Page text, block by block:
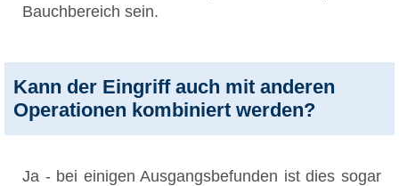
Bauchbereich sein.
Kann der Eingriff auch mit anderen
Operationen kombiniert werden?
Ja - bei einigen Ausgangsbefunden ist dies sogar